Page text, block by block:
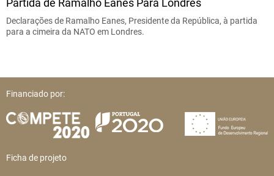
Partida de Ramalho Eanes Para Londres
Declarações de Ramalho Eanes, Presidente da República, à partida
para a cimeira da NATO em Londres.
Financiado por:
Ficha de projeto